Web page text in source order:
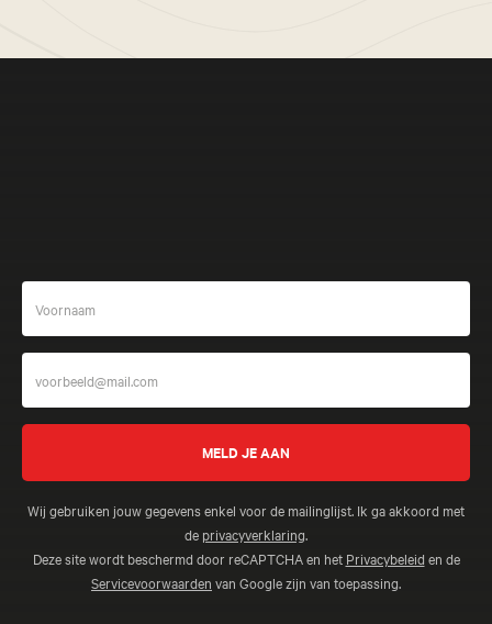
Wij gebruiken jouw gegevens enkel voor de mailinglijst. Ik ga akkoord met
de privacyverklaring
Deze site wordt beschermd door reCAPTCHA en het Privacybeleid en de
Servicevoorwaarden van Google zijn van toepassing.